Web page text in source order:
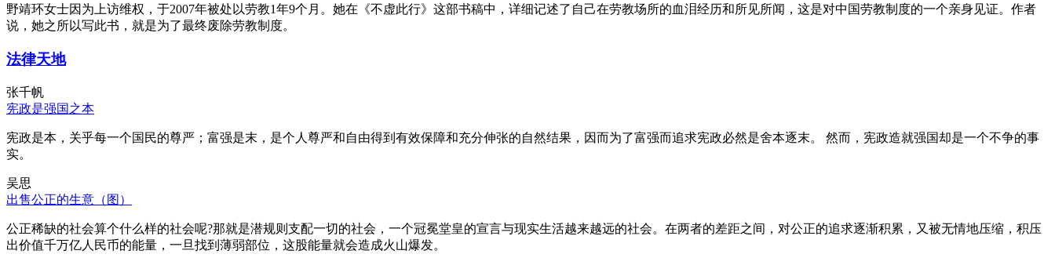
野靖环女士因为上访维权，于2007年被处以劳教1年9个月。她在《不虚此行》这部书稿中，详细记述了自己在劳教场所的血泪经历和所见所闻，这是对中国劳教制度的一个亲身见证。作者
说，她之所以写此书，就是为了最终废除劳教制度。
法律天地
张千帆
宪政是强国之本
宪政是本，关乎每一个国民的尊严；富强是末，是个人尊严和自由得到有效保障和充分伸张的自然结果，因而为了富强而追求宪政必然是舍本逐末。 然而，宪政造就强国却是一个不争的事
实。
吴思
出售公正的生意（图）
公正稀缺的社会算个什么样的社会呢?那就是潜规则支配一切的社会，一个冠冕堂皇的宣言与现实生活越来越远的社会。在两者的差距之间，对公正的追求逐渐积累，又被无情地压缩，积压
出价值千万亿人民币的能量，一旦找到薄弱部位，这股能量就会造成火山爆发。